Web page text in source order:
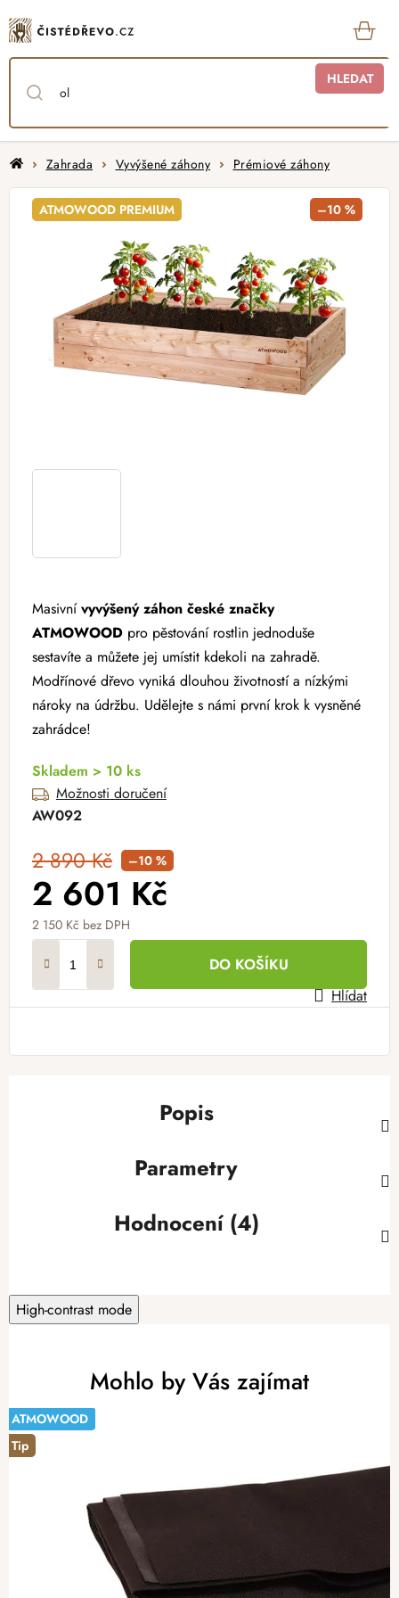
na
obsah
HLEDAT
DomůZahrada Vyvýšené záhony Prémiové záhony
Masivnívyvýšený záhon české značky
ATMOWOOD pro pěstování rostlin jednoduše
sestavíte a můžete jej umístit kdekoli na zahradě.
Modřínové dřevo vyniká dlouhou životností a nízkými
nároky na údržbu. Udělejte s námi první krok k vysněné
zahrádce!
Skladem > 10 ks
Možnosti doručení
AW092
2 890 Kč –10 %
2 601 Kč
2 150 Kč bez DPH
DO KOŠÍKU
Hlídat
ATMOWOOD PREMIUM –10 %
Popis
Parametry
Hodnocení (4)
High-contrast mode
Mohlo by Vás zajímat
-20%
ATMOWOOD
ATMOWOOD
ATMOWOOD
ATMOWOOD
ATMOWOOD
Tip
ATMOWOOD
ATMOWOOD
ATMOWOOD